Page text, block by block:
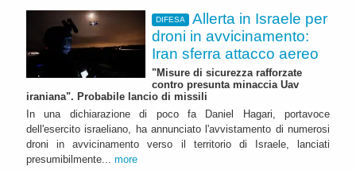
DIFESA
Allerta in Israele per
droni in avvicinamento:
Iran sferra attacco aereo
"Misure di sicurezza rafforzate
contro presunta minaccia Uav
iraniana". Probabile lancio di missili
In una dichiarazione di poco fa Daniel Hagari, portavoce
dell'esercito israeliano, ha annunciato l'avvistamento di numerosi
droni in avvicinamento verso il territorio di Israele, lanciati
presumibilmente... more